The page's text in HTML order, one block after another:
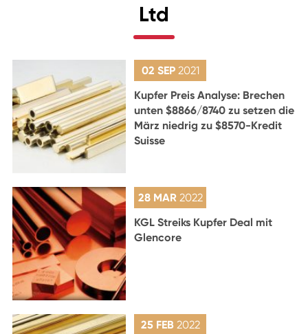
Ltd
02 SEP 2021
Kupfer Preis Analyse: Brechen
unten $8866/8740 zu setzen die
März niedrig zu $8570-Kredit
Suisse
28 MAR 2022
KGL Streiks Kupfer Deal mit
Glencore
25 FEB 2022